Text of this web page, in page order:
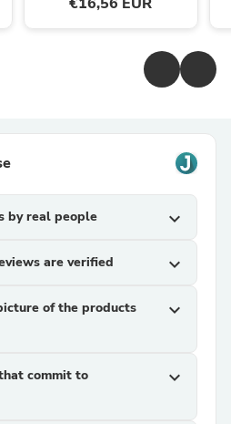
by real people expand_more
are verified expand_more
of the products
expand_more
commit to
expand_more